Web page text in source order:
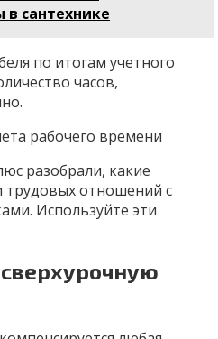
в сантехнике
по итогам учетного
часов,
разобрали, какие
трудовых отношений с
Используйте эти